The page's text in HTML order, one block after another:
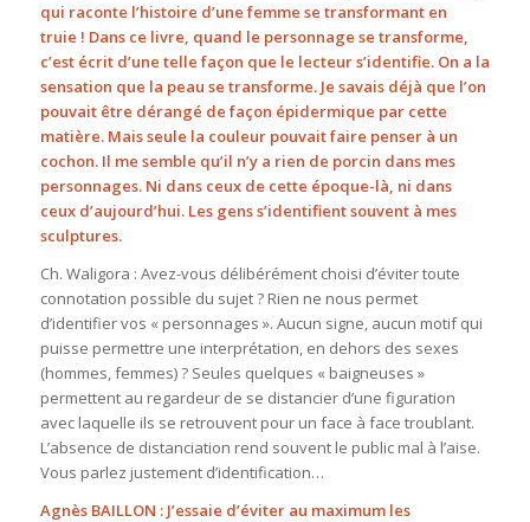
qui raconte l’histoire d’une femme se transformant en
truie ! Dans ce livre, quand le personnage se transforme,
c’est écrit d’une telle façon que le lecteur s’identifie. On a la
sensation que la peau se transforme. Je savais déjà que l’on
pouvait être dérangé de façon épidermique par cette
matière. Mais seule la couleur pouvait faire penser à un
cochon. Il me semble qu’il n’y a rien de porcin dans mes
personnages. Ni dans ceux de cette époque-là, ni dans
ceux d’aujourd’hui. Les gens s’identifient souvent à mes
sculptures.
Ch. Waligora : Avez-vous délibérément choisi d’éviter toute
connotation possible du sujet ? Rien ne nous permet
d’identifier vos « personnages ». Aucun signe, aucun motif qui
puisse permettre une interprétation, en dehors des sexes
(hommes, femmes) ? Seules quelques « baigneuses »
permettent au regardeur de se distancier d’une figuration
avec laquelle ils se retrouvent pour un face à face troublant.
L’absence de distanciation rend souvent le public mal à l’aise.
Vous parlez justement d’identification…
Agnès BAILLON : J’essaie d’éviter au maximum les